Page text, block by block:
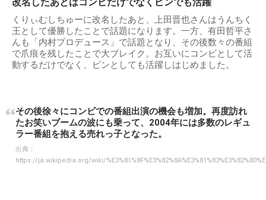
くりぃむしちゅーに改名したあと、上田晋也さんはうんちく
王として優勝したことで話題になります。一方、有田哲平さ
んも「内村プロデュース」で話題となり、その後数々の番組
で爪痕を残したことで大ブレイク。お互いにコンビとして活
動するだけでなく、ピンとしても活躍しはじめました。
その後徐々にコンビでの番組出演の機会も増加。再度訪れ
たお笑いブームの波にも乗って、2004年には多数のレギュ
ラー番組を抱える売れっ子となった。
出典：
https://ja.wikipedia.org/wiki/